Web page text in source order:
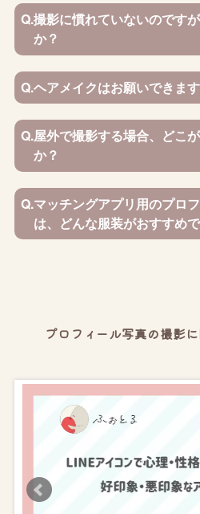
Q.撮影に慣れていないのです
か？
Q.ヘアメイクはお願いできま
Q.屋外で撮影する場合、どこ
か？
Q.マッチングアプリ用のプロ
は、どんな服装がおすすめ
プロフィール写真の撮影